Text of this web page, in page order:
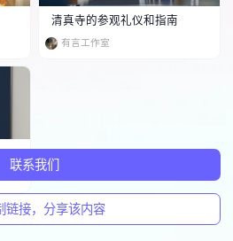
清真寺的参观礼仪和指南
有言工作室
联系我们
链接，分享该内容